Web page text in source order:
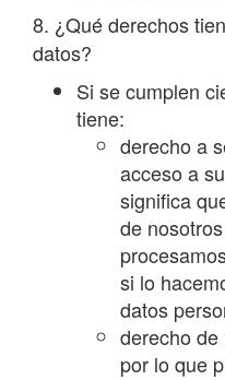
8. ¿Qué derechos
datos?
Si se cumplen
tiene:
derecho a
acceso a
significa
de
si lo
datos
derecho
por lo que